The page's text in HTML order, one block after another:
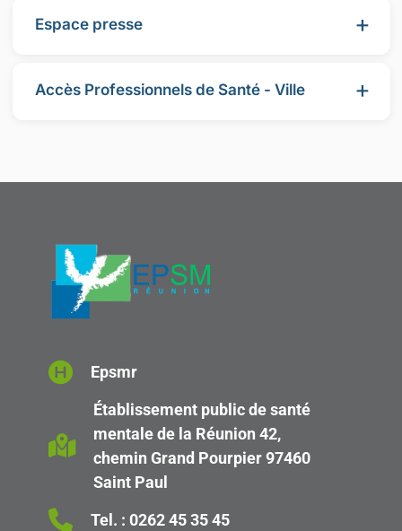
Espace presse +
Accès Professionnels de Santé - Ville +
Epsmr
Établissement public de santé
mentale de la Réunion 42,
chemin Grand Pourpier 97460
Saint Paul
Tel. : 0262 45 35 45